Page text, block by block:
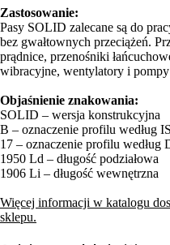
Zastosowanie:
Pasy SOLID zalecane są do
bez gwałtownych przeciążeń.
prądnice, przenośniki
wibracyjne, wentylatory i
Objaśnienie znakowania:
SOLID – wersja konstrukcyjna
B – oznaczenie profilu według
17 – oznaczenie profilu według
1950 Ld – długość podziałowa
1906 Li – długość wewnętrzna
Więcej informacji w katalogu
sklepu.